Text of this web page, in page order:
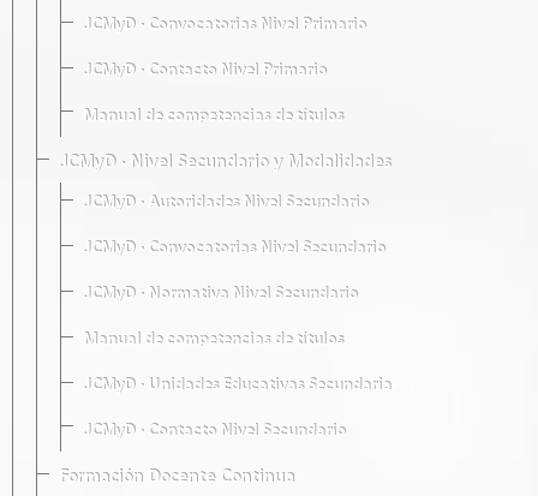
JCMyD · Convocatorias Nivel Primario
JCMyD · Contacto Nivel Primario
Manual de competencias de títulos
JCMyD · Nivel Secundario y Modalidades
JCMyD · Autoridades Nivel Secundario
JCMyD · Convocatorias Nivel Secundario
JCMyD · Normativa Nivel Secundario
Manual de competencias de títulos
JCMyD · Unidades Educativas Secundaria
JCMyD · Contacto Nivel Secundario
Formación Docente Continua